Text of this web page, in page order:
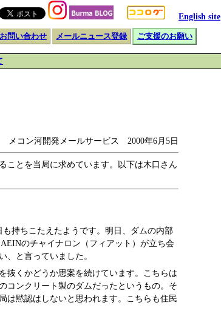
English site
お問い合わせ メールニュース登録 ご支援のお願い
メコン河開発メールサービス 2000年6月5日
ことを当局に求めています。以下は木口さん
持ちこたえたようです。明日、ダムの内部
のチャイナロン（フィアット）が立ち会
、と言っていました。
抜くかどうか思案を続けています。こちらは
コンクリート製のダムだったというもの。そ
は黙認はしないと思われます。こちらも住民